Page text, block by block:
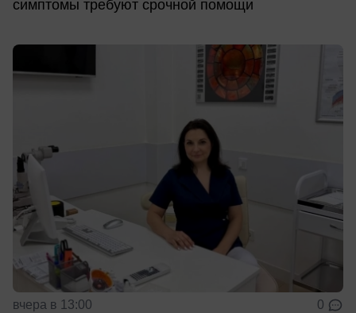
симптомы требуют срочной помощи
вчера в 13:00 0